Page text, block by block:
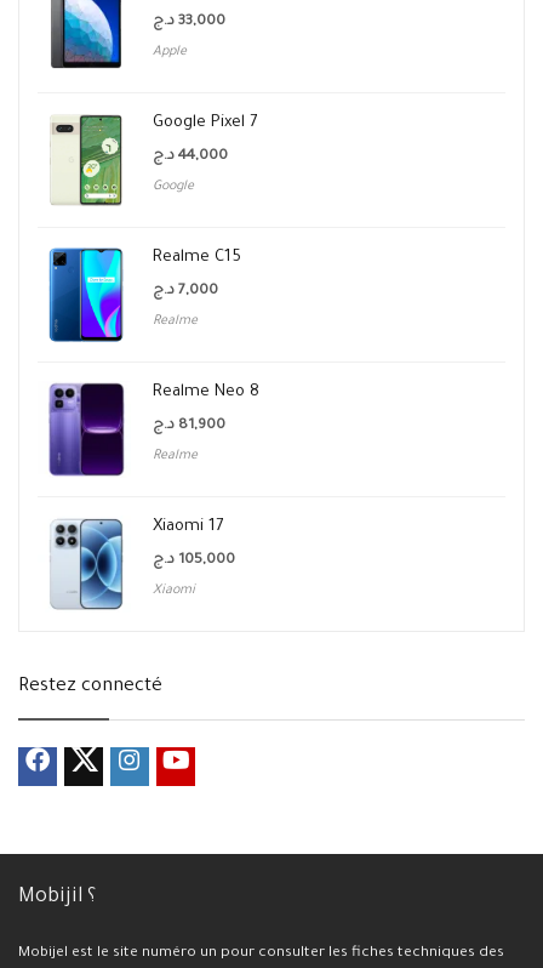
33,000 د.ج
Apple
Google Pixel 7
44,000 د.ج
Google
Realme C15
7,000 د.ج
Realme
Realme Neo 8
81,900 د.ج
Realme
Xiaomi 17
105,000 د.ج
Xiaomi
Restez connecté
Mobijil ؟
Mobijel est le site numéro un pour consulter les fiches techniques des